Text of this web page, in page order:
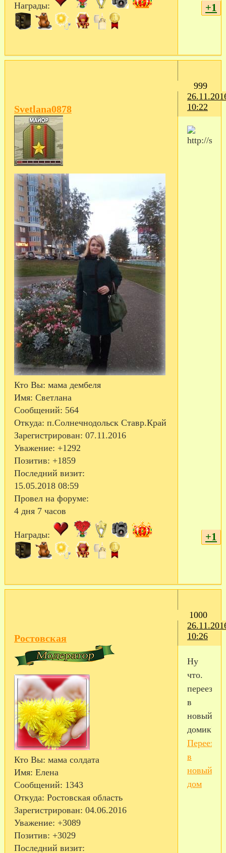
Награды: +1
999
10:22
Svetlana0878
Кто Вы: мама дембеля
Имя: Светлана
Сообщений: 564
Откуда: п.Солнечнодольск Ставр.Край
Зарегистрирован: 07.11.2016
Уважение: +1292
Позитив: +1859
Последний визит:
15.05.2018 08:59
Провел на форуме:
4 дня 7 часов
Награды: +1
1000
10:26
Ростовская
Кто Вы: мама солдата
Имя: Елена
Сообщений: 1343
Откуда: Ростовская область
Зарегистрирован: 04.06.2016
Уважение: +3089
Позитив: +3029
Последний визит:
Ну
что.
в
новый
домик?
Переезд
в
новый
дом